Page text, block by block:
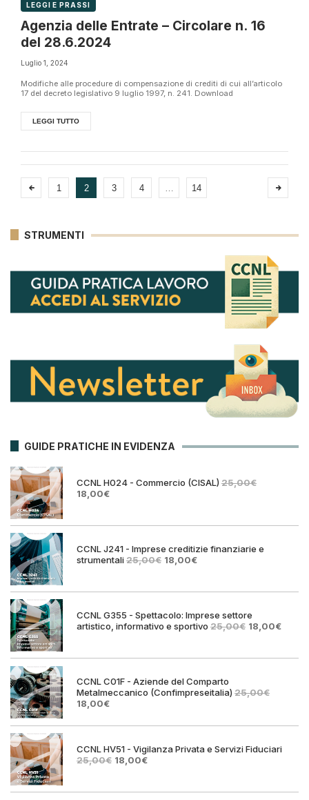
LEGGI E PRASSI
Agenzia delle Entrate – Circolare n. 16
del 28.6.2024
Luglio 1, 2024
Modifiche alle procedure di compensazione di crediti di cui all’articolo
17 del decreto legislativo 9 luglio 1997, n. 241. Download
LEGGI TUTTO
1 2 3 4 … 14
STRUMENTI
GUIDE PRATICHE IN EVIDENZA
CCNL H024 - Commercio (CISAL) 25,00€
Il
era:
18,00€Il
è:
CCNL J241 - Imprese creditizie finanziarie e
strumentali25,00€ Il
era:
18,00€Il
è:
CCNL G355 - Spettacolo: Imprese settore
artistico, informativo e sportivo 25,00€ Il
era:
18,00€Il
è:
CCNL C01F - Aziende del Comparto
Metalmeccanico (Confimpreseitalia) 25,00€
Il
originale
25,00€.
18,00€Il
attuale
18,00€.
CCNL HV51 - Vigilanza Privata e Servizi Fiduciari
25,00€ Il
era:
18,00€Il
è: